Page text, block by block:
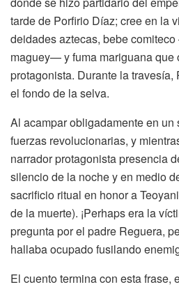
tarde de Porfirio Díaz; cree en la
deidades aztecas, bebe
maguey— y fuma mariguana que
protagonista. Durante la
el fondo de la selva.
Al acampar obligadamente en
fuerzas revolucionarias, y
narrador protagonista presencia
silencio de la noche y en medio
sacrificio ritual en honor a
de la muerte). ¡Perhaps era la
pregunta por el padre Reguera,
hallaba ocupado fusilando
El cuento termina con esta frase,